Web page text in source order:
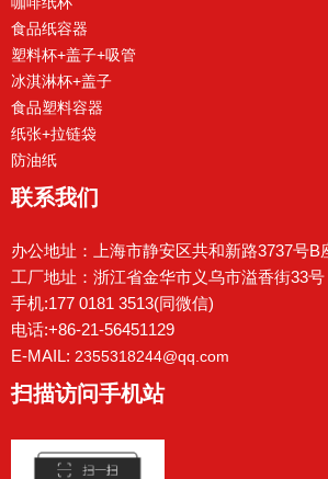
食品纸容器
塑料杯+盖子+吸管
冰淇淋杯+盖子
食品塑料容器
纸张+拉链袋
防油纸
联系我们
办公地址：上海市静安区共和新路3737号B
工厂地址：浙江省金华市义乌市溢香街33号
手机:177 0181 3513(同微信)
电话:+86-21-56451129
E-MAIL: 2355318244@qq.com
扫描访问手机站